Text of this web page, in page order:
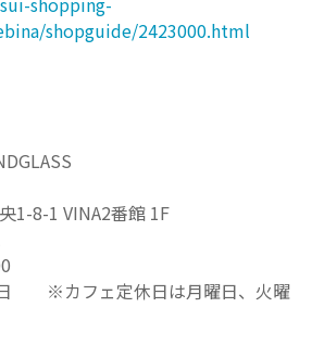
shopguide/2423000.html
1-8-1 VINA2番館 1F
日 ※カフェ定休日は月曜日、火曜